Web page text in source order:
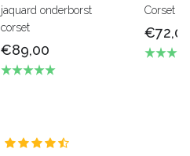
jaquard onderborst
corset
€89,00
Corset